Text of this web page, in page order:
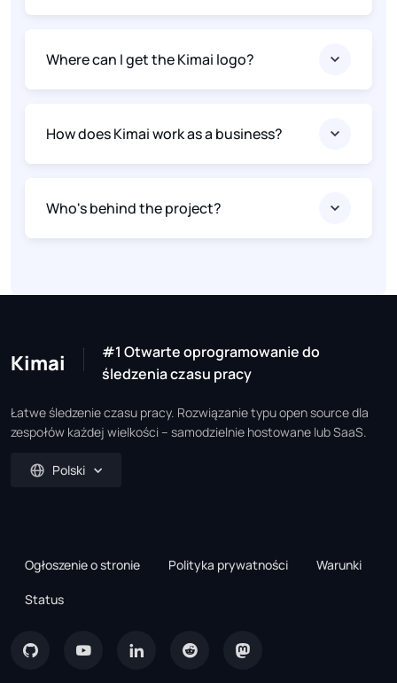
Where can I get the Kimai logo?
How does Kimai work as a business?
Who's behind the project?
Kimai
#1 Otwarte oprogramowanie do
śledzenia czasu pracy
Łatwe śledzenie czasu pracy. Rozwiązanie typu open source dla
zespołów każdej wielkości – samodzielnie hostowane lub SaaS.
Polski
Ogłoszenie o stronie Polityka prywatności Warunki
Status